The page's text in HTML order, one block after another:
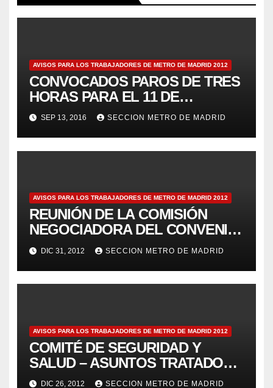
AVISOS PARA LOS TRABAJADORES DE METRO DE MADRID 2012
CONVOCADOS PAROS DE TRES
HORAS PARA EL 11 DE
JULIOAviso 69
SEP 13, 2016 SECCION METRO DE MADRID
AVISOS PARA LOS TRABAJADORES DE METRO DE MADRID 2012
REUNIÓN DE LA COMISIÓN
NEGOCIADORA DEL CONVENIO
– Aviso 125
DIC 31, 2012 SECCION METRO DE MADRID
AVISOS PARA LOS TRABAJADORES DE METRO DE MADRID 2012
COMITÉ DE SEGURIDAD Y
SALUD – ASUNTOS TRATADOS
POR LOS DELEGADOS DE
DIC 26, 2012 SECCION METRO DE MADRID